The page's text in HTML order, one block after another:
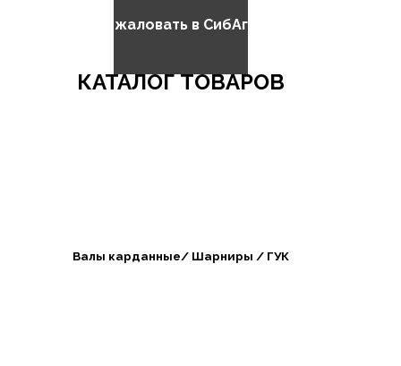
Добро пожаловать в СибАгроБизнес
КАТАЛОГ ТОВАРОВ
Валы карданные/ Шарниры / ГУК